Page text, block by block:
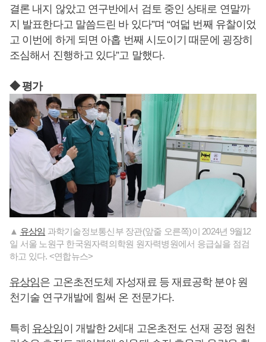
결론 내지 않았고 연구반에서 검토 중인 상태로 연말까
지 발표한다고 말씀드린 바 있다”며 “여덟 번째 유찰이었
고 이번에 하게 되면 아홉 번째 시도이기 때문에 굉장히
조심해서 진행하고 있다”고 말했다.
◆ 평가
▲ 유상임 과학기술정보통신부 장관(앞줄 오른쪽)이 2024년 9월12
일 서울 노원구 한국원자력의학원 원자력병원에서 응급실을 점검
하고 있다. <연합뉴스>
유상임은 고온초전도체 자성재료 등 재료공학 분야 원
천기술 연구개발에 힘써 온 전문가다.
특히 유상임이 개발한 2세대 고온초전도 선재 공정 원천